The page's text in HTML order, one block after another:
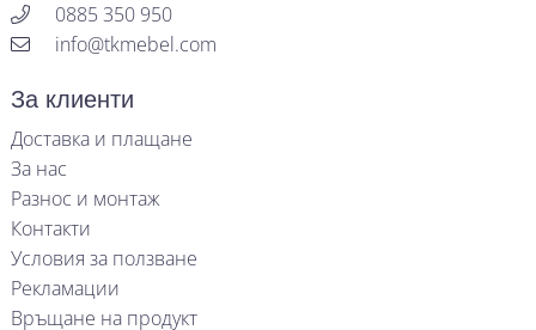
0885 350 950
info@tkmebel.com
За клиенти
Доставка и плащане
За нас
Разнос и монтаж
Контакти
Условия за ползване
Рекламации
Връщане на продукт